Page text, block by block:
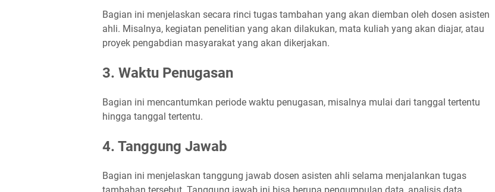
Bagian ini menjelaskan secara rinci tugas tambahan yang akan diemban oleh dosen asisten
ahli. Misalnya, kegiatan penelitian yang akan dilakukan, mata kuliah yang akan diajar, atau
proyek pengabdian masyarakat yang akan dikerjakan.
3. Waktu Penugasan
Bagian ini mencantumkan periode waktu penugasan, misalnya mulai dari tanggal tertentu
hingga tanggal tertentu.
4. Tanggung Jawab
Bagian ini menjelaskan tanggung jawab dosen asisten ahli selama menjalankan tugas